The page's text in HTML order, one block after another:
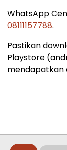
WhatsApp
08111157788.
Pastikan
Playstore
mendapatkan